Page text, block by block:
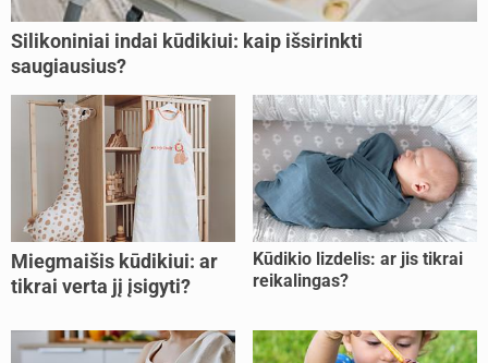
Silikoniniai indai kūdikiui: kaip išsirinkti
saugiausius?
Miegmaišis kūdikiui: ar
tikrai verta jį įsigyti?
Kūdikio lizdelis: ar jis tikrai
reikalingas?